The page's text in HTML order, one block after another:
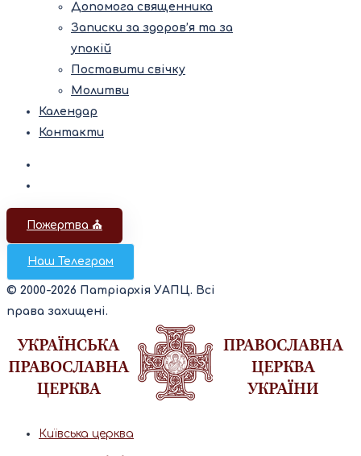
Допомога священника
Записки за здоров’я та за
упокій
Поставити свічку
Молитви
Календар
Контакти
Пожертва ⛪️
Наш Телеграм
© 2000-2026 Патріархія УАПЦ. Всі
права захищені.
Київська церква